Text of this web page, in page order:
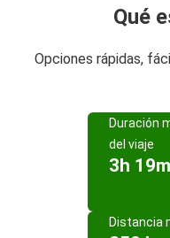
Qué
Opciones rápidas,
Duración
del viaje
3h
Distancia